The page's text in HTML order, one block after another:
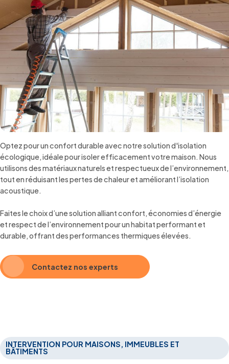
Optez pour un confort durable avec notre solution d'isolation
écologique, idéale pour isoler efficacement votre maison. Nous
utilisons des matériaux naturels et respectueux de l’environnement,
tout en réduisant les pertes de chaleur et améliorant l’isolation
acoustique.
Faites le choix d’une solution alliant confort, économies d’énergie
et respect de l’environnement pour un habitat performant et
durable, offrant des performances thermiques élevées.
Contactez nos experts
INTERVENTION POUR MAISONS, IMMEUBLES ET
BÂTIMENTS